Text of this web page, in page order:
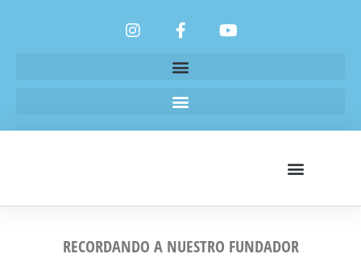
RECORDANDO A NUESTRO FUNDADOR